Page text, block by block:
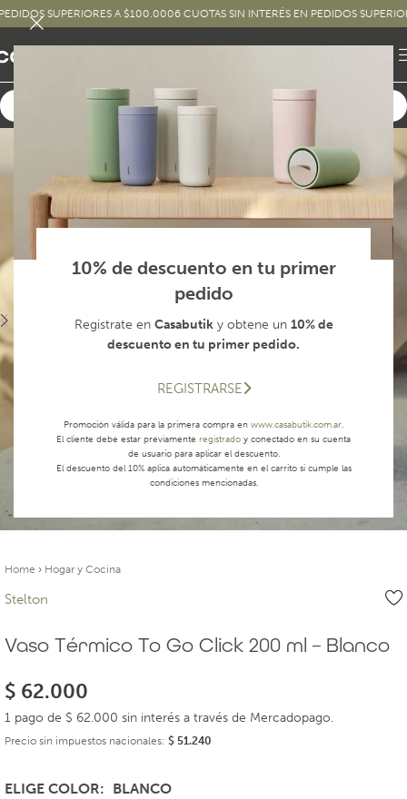
10% de descuento en tu primer
pedido
Registrate en Casabutiky obtene un 10% de
descuento en tu primer pedido.
REGISTRARSE
Promoción válida para la primera compra en www.casabutik.com.ar.
El cliente debe estar previamente registrado y conectado en su cuenta
de usuario para aplicar el descuento.
El descuento del 10% aplica automáticamente en el carrito si cumple las
condiciones mencionadas.
SUPERIORES A $100.0006 CUOTAS SIN INTERÉS EN PEDIDOS SUPERIORES
Home › Hogar y Cocina
Stelton
Vaso Térmico To Go Click 200 ml – Blanco
$ 62.000
1 pago de $ 62.000 sin interés a través de Mercadopago.
Precio sin impuestos nacionales: $ 51.240
ELIGE COLOR BLANCO